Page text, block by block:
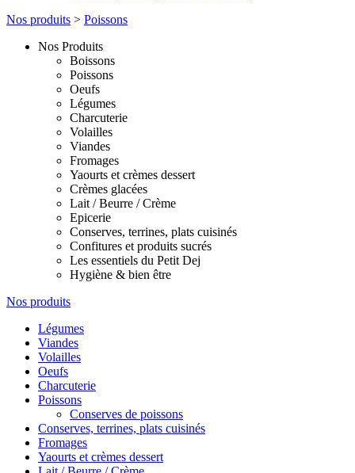
Nos produits > Poissons
Nos Produits
Boissons
Poissons
Oeufs
Légumes
Charcuterie
Volailles
Viandes
Fromages
Yaourts et crèmes dessert
Crèmes glacées
Lait / Beurre / Crème
Epicerie
Conserves, terrines, plats cuisinés
Confitures et produits sucrés
Les essentiels du Petit Dej
Hygiène & bien être
Nos produits
Légumes
Viandes
Volailles
Oeufs
Charcuterie
Poissons
Conserves de poissons
Conserves, terrines, plats cuisinés
Fromages
Yaourts et crèmes dessert